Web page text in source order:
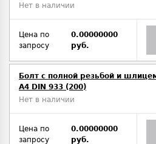
Нет в наличии
Цена по
запросу
0.00000000
руб.
Болт с полной резьбой и
A4 DIN 933 (200)
Нет в наличии
Цена по
запросу
0.00000000
руб.